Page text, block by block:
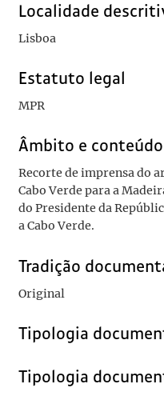
Localidade
Lisboa
Estatuto legal
MPR
Âmbito e conteúdo
Recorte de imprensa do
Cabo Verde para a
do Presidente da
a Cabo Verde.
Tradição
Original
Tipologia
Tipologia